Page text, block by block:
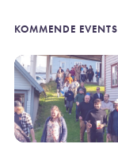
KOMMENDE EVENTS